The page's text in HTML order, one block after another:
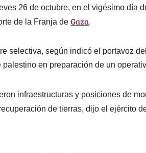
s26 de octubre, en el vigésimo día
de la Franja de Gaza.
selectiva, según indicó el portavoz
en preparación de un
infraestructuras y posiciones de
de tierras, dijo el ejército